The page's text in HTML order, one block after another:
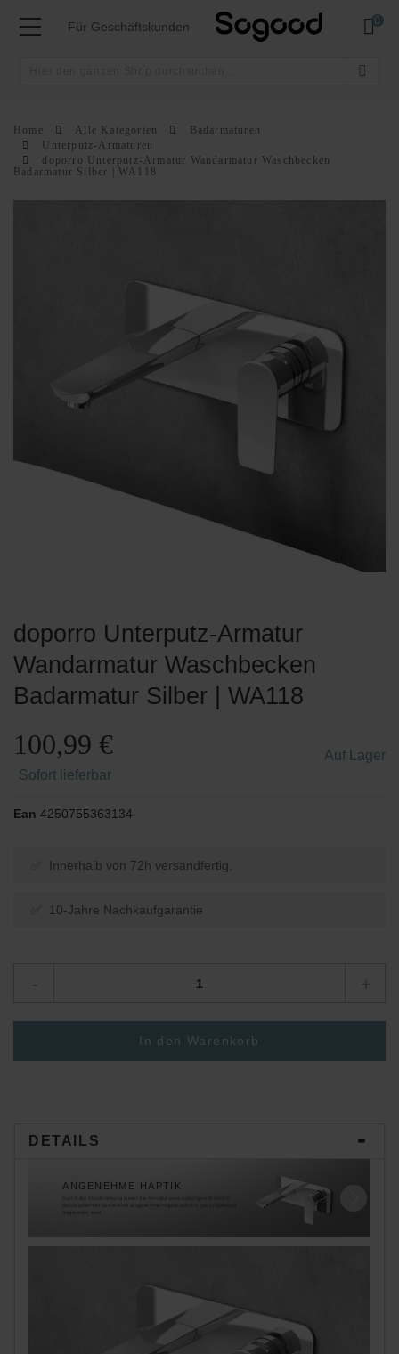
Für Geschäftskunden
Home Alle Kategorien
Badarmaturen
Unterputz-Armaturen
doporro Unterputz-Armatur Wandarmatur Waschbecken
Badarmatur Silber | WA118
doporro Unterputz-Armatur
Wandarmatur Waschbecken
Badarmatur Silber | WA118
100,99 €
Sofort lieferbar
Auf Lager
Ean 4250755363134
✅ Innerhalb von 72h versandfertig.
✅ 10-Jahre Nachkaufgarantie
- +
In den Warenkorb
DETAILS
ANGENEHME HAPTIK